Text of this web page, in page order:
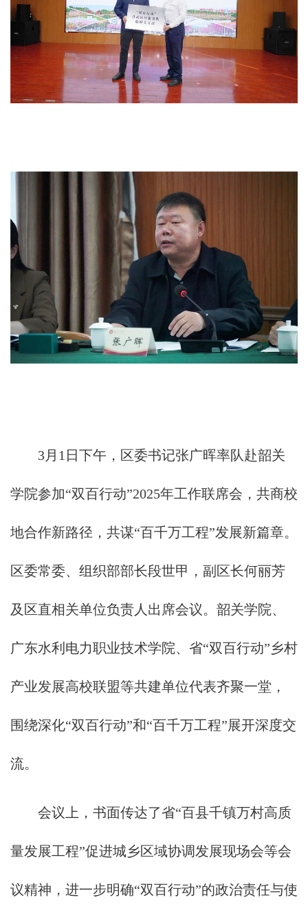
3月1日下午，区委书记张广晖率队赴韶关
学院参加“双百行动”2025年工作联席会，共商校
地合作新路径，共谋“百千万工程”发展新篇章。
区委常委、组织部部长段世甲，副区长何丽芳
及区直相关单位负责人出席会议。韶关学院、
广东水利电力职业技术学院、省“双百行动”乡村
产业发展高校联盟等共建单位代表齐聚一堂，
围绕深化“双百行动”和“百千万工程”展开深度交
流。
会议上，书面传达了省“百县千镇万村高质
量发展工程”促进城乡区域协调发展现场会等会
议精神，进一步明确“双百行动”的政治责任与使